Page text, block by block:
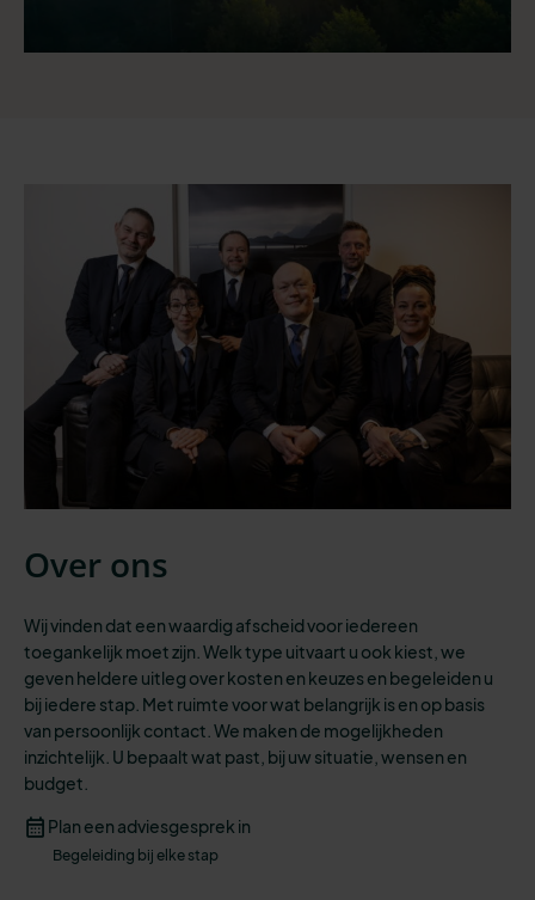
Over ons
Wij vinden dat een waardig afscheid voor iedereen
toegankelijk moet zijn. Welk type uitvaart u ook kiest, we
geven heldere uitleg over kosten en keuzes en begeleiden u
bij iedere stap. Met ruimte voorwat belangrijk isen op basis
van persoonlijk contact. We maken de mogelijkheden
inzichtelijk U bepaalt wat past, bij uw situatie , wensen en
budget.
Plan een adviesgesprek in
Begeleiding bij elke stap